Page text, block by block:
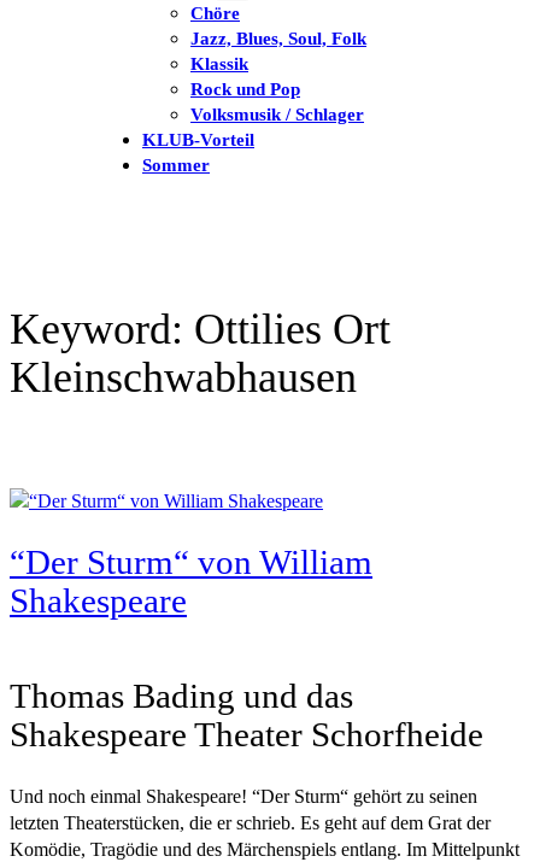
Chöre
Jazz, Blues, Soul, Folk
Klassik
Rock und Pop
Volksmusik / Schlager
KLUB-Vorteil
Sommer
Keyword: Ottilies Ort
Kleinschwabhausen
“Der Sturm“ von William
Shakespeare
Thomas Bading und das
Shakespeare Theater Schorfheide
Und noch einmal Shakespeare! “Der Sturm“ gehört zu seinen
letzten Theaterstücken, die er schrieb. Es geht auf dem Grat der
Komödie, Tragödie und des Märchenspiels entlang. Im Mittelpunkt